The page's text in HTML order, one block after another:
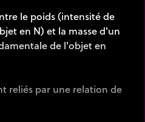
le poids (intensité de
en N) et la masse d'un
de l'objet en
reliés par une relation de